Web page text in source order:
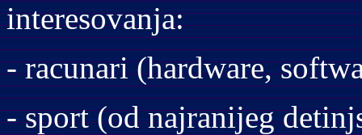
interesovanja:
- racunari (hardware,
- sport (od najranijeg